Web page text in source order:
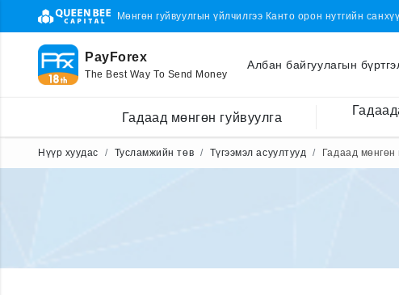
Мөнгөн гуйвуулгын үйлчилгээ Канто орон нутгийн
PayForex
The Best Way To Send Money
Албан байгуулагын
Гадаад мөнгөн гуйвуулга
Нүүр хуудас Тусламжийн төв Түгээмэл асуултууд Гадаад мөнгөн